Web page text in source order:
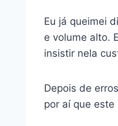
Eu já queimei
e volume alto.
insistir nela
Depois de
por aí que